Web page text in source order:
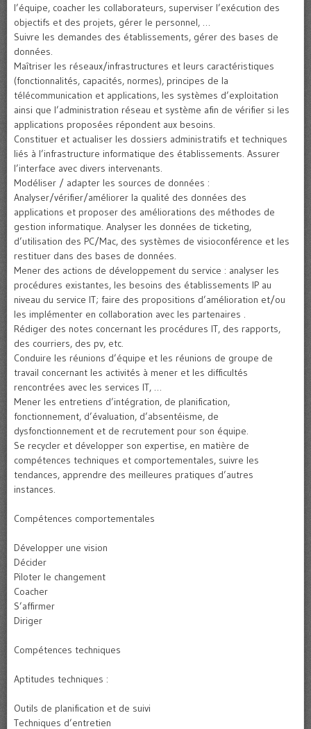
l’équipe, coacher les collaborateurs, superviser l’exécution des
objectifs et des projets, gérer le personnel, …
Suivre les demandes des établissements, gérer des bases de
données.
Maîtriser les réseaux/infrastructures et leurs caractéristiques
(fonctionnalités, capacités, normes), principes de la
télécommunication et applications, les systèmes d’exploitation
ainsi que l’administration réseau et système afin de vérifier si les
applications proposées répondent aux besoins.
Constituer et actualiser les dossiers administratifs et techniques
liés à l’infrastructure informatique des établissements. Assurer
l’interface avec divers intervenants.
Modéliser / adapter les sources de données :
Analyser/vérifier/améliorer la qualité des données des
applications et proposer des améliorations des méthodes de
gestion informatique. Analyser les données de ticketing,
d’utilisation des PC/Mac, des systèmes de visioconférence et les
restituer dans des bases de données.
Mener des actions de développement du service : analyser les
procédures existantes, les besoins des établissements IP au
niveau du service IT; faire des propositions d’amélioration et/ou
les implémenter en collaboration avec les partenaires .
Rédiger des notes concernant les procédures IT, des rapports,
des courriers, des pv, etc.
Conduire les réunions d’équipe et les réunions de groupe de
travail concernant les activités à mener et les difficultés
rencontrées avec les services IT, …
Mener les entretiens d’intégration, de planification,
fonctionnement, d’évaluation, d’absentéisme, de
dysfonctionnement et de recrutement pour son équipe.
Se recycler et développer son expertise, en matière de
compétences techniques et comportementales, suivre les
tendances, apprendre des meilleures pratiques d’autres
instances.
Compétences comportementales
Développer une vision
Décider
Piloter le changement
Coacher
S’affirmer
Diriger
Compétences techniques
Aptitudes techniques :
Outils de planification et de suivi
Techniques d’entretien